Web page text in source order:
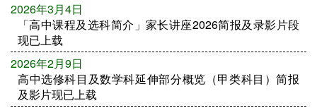
2026年3月4日
「高中课程及选科简介」家长讲座2026简报及录影片段
现已上载
2026年2月9日
高中选修科目及数学科延伸部分概览（甲类科目）简报
及影片现已上载